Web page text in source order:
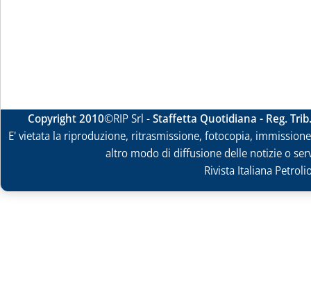
Copyright 2010©RIP Srl -Staffetta Quotidiana - Reg.
E' vietata la riproduzione, ritrasmissione, fotocopia,
altro modo di diffusione delle notizie o
Rivista Italiana